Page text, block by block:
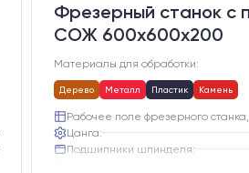
Фрезерный станок с
СОЖ 600х600х200
Материалы для обработки:
Дерево Металл Пластик Камень
Рабочее поле фрезерного
Цанга:
Подшипники шпинделя: